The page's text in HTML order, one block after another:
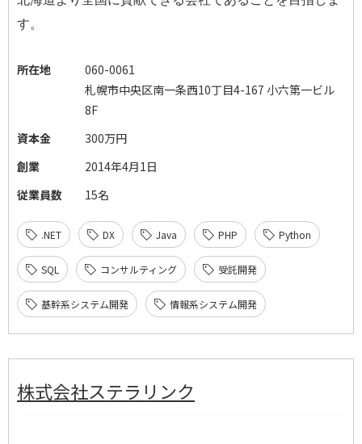
す。
所在地
060-0061
札幌市中央区南一条西10丁目4-167 小六第一ビル
8F
資本金
300万円
創業
2014年4月1日
従業員数
15名
.NET DX Java PHP Python
SQL コンサルティング 受託開発
基幹系システム開発 情報系システム開発
株式会社ステラリンク